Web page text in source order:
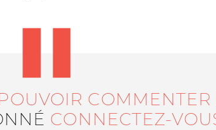
COMMENTER
CONNECTEZ-